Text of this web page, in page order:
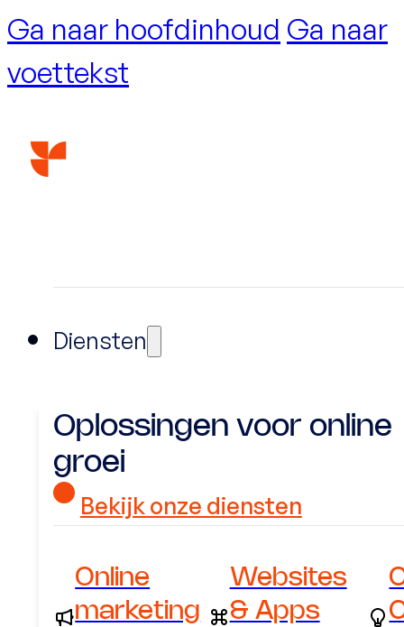
Ga naar hoofdinhoud Ga naar
voettekst
Diensten
Oplossingen voor online
groei
Bekijk onze diensten
Online
marketing
Websites
& Apps